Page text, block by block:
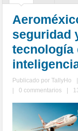
seguridad
tecnología
Publicado porTallyHo
0 commentarios